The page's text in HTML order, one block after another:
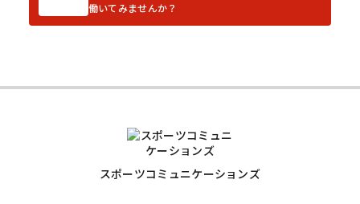
働いてみませんか？
スポーツコミュニケーションズ